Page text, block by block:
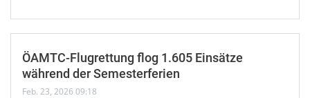
ÖAMTC-Flugrettung flog 1.605 Einsätze
während der Semesterferien
Feb. 23, 2026 09:18